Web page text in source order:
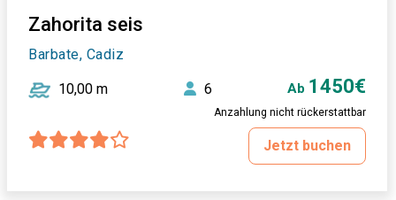
Zahorita seis
Barbate, Cadiz
10,00 m 6 Ab 1450€
Anzahlung nicht rückerstattbar
Jetzt buchen